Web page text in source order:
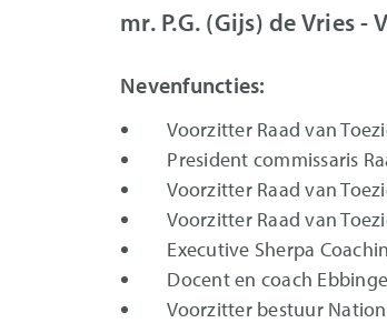
mr. P.G. (Gijs) de Vries
Nevenfuncties:
Voorzitter Raad van
President commissaris
Voorzitter Raad van
Voorzitter Raad van
Executive Sherpa
Docent en coach
Voorzitter bestuur